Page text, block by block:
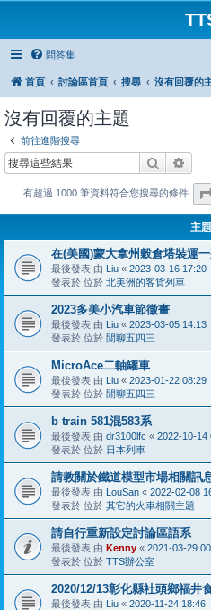
問答集
首頁 討論區首頁 搜尋 沒有回覆的
沒有回覆的主題
前往進階搜尋
搜尋
有超過 1000 筆資料符合您搜尋的條件
主題
在(美國)蒙大拿州穀倉塔裝運
最後發表 由 Liu « 2023-03-16 17:20
發表於 位於 北美洲的客貨列車
2023多美小汽車節徵畫
最後發表 由 Liu « 2023-03-05 14:13
發表於 位於 閒聊五四三
MicroAce二軸罐車
最後發表 由 Liu « 2023-01-22 08:29
發表於 位於 閒聊五四三
b train 581混583系
最後發表 由 dr3100lfc « 2022-10-14
發表於 位於 日本列車
請教關於鐵道模型市場相關訊
最後發表 由 LouSan « 2022-02-08
發表於 位於 其它的火車相關主題
請自行重新設定討論區語系
最後發表 由 Kenny « 2021-03-29
發表於 位於 TTS辦公室
2020/12/13彰化縣社頭鄉福井
最後發表 由 Liu « 2020-11-24 18:46